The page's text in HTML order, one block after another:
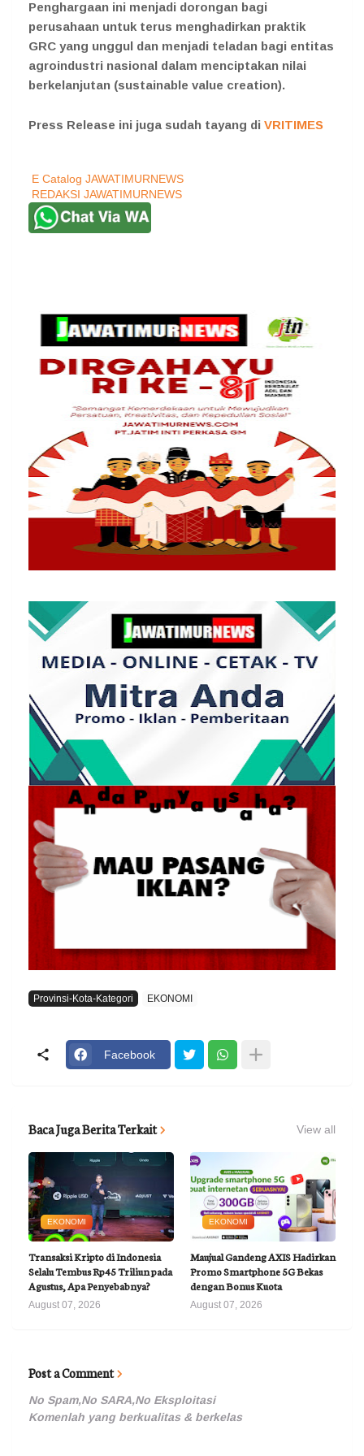
Penghargaan ini menjadi dorongan bagi
perusahaan untuk terus menghadirkan praktik
GRC yang unggul dan menjadi teladan bagi entitas
agroindustri nasional dalam menciptakan nilai
berkelanjutan (sustainable value creation).
Press Release ini juga sudah tayang di VRITIMES
E Catalog JAWATIMURNEWS
REDAKSI JAWATIMURNEWS
Provinsi-Kota-Kategori EKONOMI
Facebook
Baca Juga Berita Terkait View all
EKONOMI
Transaksi Kripto di Indonesia
Selalu Tembus Rp45 Triliun pada
Agustus, Apa Penyebabnya?
August 07, 2026
EKONOMI
Maujual Gandeng AXIS Hadirkan
Promo Smartphone 5G Bekas
dengan Bonus Kuota
August 07, 2026
Post a Comment
No Spam,No SARA,No Eksploitasi
Komenlah yang berkualitas & berkelas